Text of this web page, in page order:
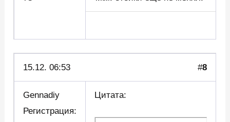
15.12. 06:53 #8
Gennadiy
Регистрация:
Цитата: